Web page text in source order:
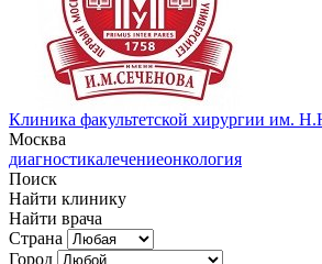
Клиника факультетской хирургии им.
Москва
диагностикалечениеонкология
Поиск
Найти клинику
Найти врача
Страна
Город